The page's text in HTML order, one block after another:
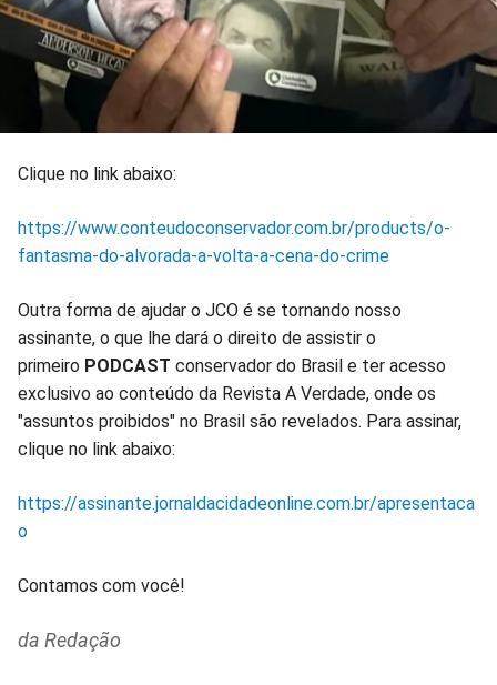
Clique no link abaixo:
https://www.conteudoconservador.com.br/products/o-
fantasma-do-alvorada-a-volta-a-cena-do-crime
Outra forma de ajudar o JCO é se tornando nosso
assinante, o que lhe dará o direito de assistir o
primeiro PODCAST conservador do Brasil e ter acesso
exclusivo ao conteúdo da Revista A Verdade, onde os
"assuntos proibidos" no Brasil são revelados. Para assinar,
clique no link abaixo:
https://assinante.jornaldacidadeonline.com.br/apresentaca
o
Contamos com você!
da Redação